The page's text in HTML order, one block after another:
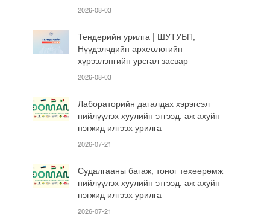
2026-08-03
Тендерийн урилга | ШУТУБП,
Нүүдэлчдийн археологийн
хүрээлэнгийн урсгал засвар
2026-08-03
Лабораторийн дагалдах хэрэгсэл
нийлүүлэх хуулийн этгээд, аж ахуйн
нэгжид илгээх урилга
2026-07-21
Судалгааны багаж, тоног төхөөрөмж
нийлүүлэх хуулийн этгээд, аж ахуйн
нэгжид илгээх урилга
2026-07-21